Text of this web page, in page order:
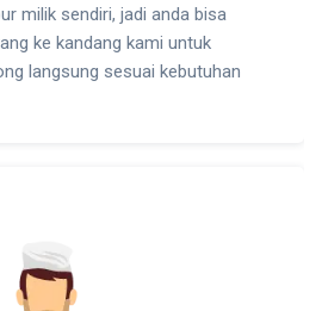
milik sendiri, jadi anda bisa
ke kandang kami untuk
langsung sesuai kebutuhan